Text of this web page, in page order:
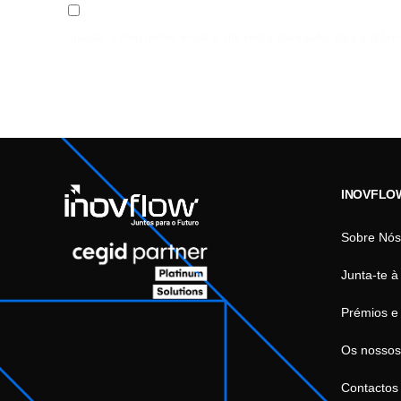
Sobre Nós
Junta-te
Prémios
Os
Contactos